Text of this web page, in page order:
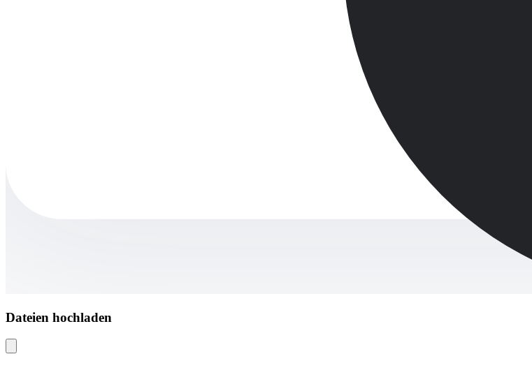
Dateien hochladen